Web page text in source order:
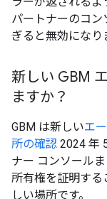
パートナーのコン
ぎると無効になり
新しい GBM
ますか？
GBM は新しいエ
所の確認 2024 年
ナー コンソール
所有権を証明する
しい場所です。